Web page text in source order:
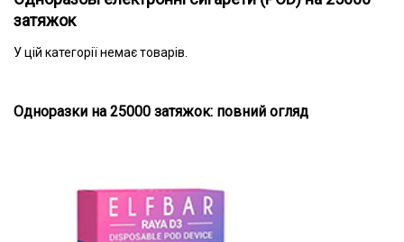
Вугілля для кальяну
Чаші для кальяну
Комплектуючі для POD
Рідини для електронних сигарет
затяжок
У цій категорії немає товарів.
Одноразки на 25000 затяжок: повний огляд